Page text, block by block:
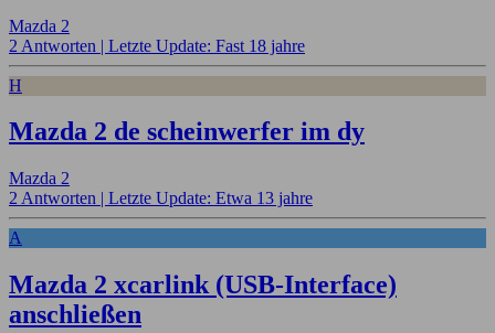
Mazda 2
2 Antworten | Letzte Update: Fast 18 jahre
H
Mazda 2 de scheinwerfer im dy
Mazda 2
2 Antworten | Letzte Update: Etwa 13 jahre
A
Mazda 2 xcarlink (USB-Interface)
anschließen